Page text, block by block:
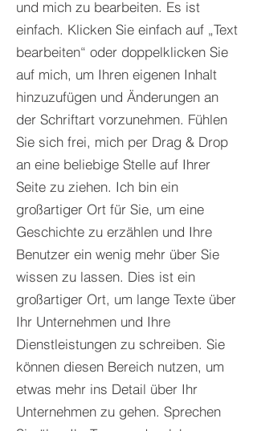
und mich zu bearbeiten. Es ist
einfach. Klicken Sie einfach auf „Text
bearbeiten“ oder doppelklicken Sie
auf mich, um Ihren eigenen Inhalt
hinzuzufügen und Änderungen an
der Schriftart vorzunehmen. Fühlen
Sie sich frei, mich per Drag & Drop
an eine beliebige Stelle auf Ihrer
Seite zu ziehen. Ich bin ein
großartiger Ort für Sie, um eine
Geschichte zu erzählen und Ihre
Benutzer ein wenig mehr über Sie
wissen zu lassen.​ Dies ist ein
großartiger Ort, um lange Texte über
Ihr Unternehmen und Ihre
Dienstleistungen zu schreiben. Sie
können diesen Bereich nutzen, um
etwas mehr ins Detail über Ihr
Unternehmen zu gehen. Sprechen